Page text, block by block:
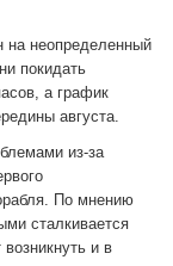
неопределенный
покидать
а график
августа.
из-за
По мнению
сталкивается
и в